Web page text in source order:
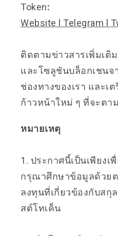
Token:
Website
Telegram
ติดตามข่าวสารเพิ่มเติม
และโซลูชันบล็อกเชนจ
ช่องทางของเรา และเ
ก้าวหน้าใหม่ ๆ ที่จะตา
หมายเหตุ
1. ประกาศนี้เป็นเพียง
กรุณาศึกษาข้อมูลด้วย
ลงทุนที่เกี่ยวข้องกับสกุ
สต์โทเค็น